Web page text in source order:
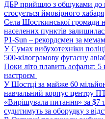
ДБР прийшло з обшуками до
стосується ймовірного хабаря
Села Шосткинської громади
населених пунктів
P1-Sun – рекордсмен за
У Сумах вибухотехніки
500-кілограмову фугасну
Поки літо плавить асфальт:
настроєм
У Шостці за майже 60
навчальний корпус центру
«Вирішувала питання» за $7
судитимуть за оборудку з